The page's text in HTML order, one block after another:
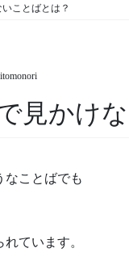
ことばとは？
見かけ
なことばでも
ています。